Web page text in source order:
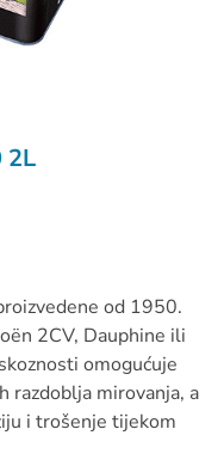
2L
od 1950.
2CV, Dauphine ili
omogućuje
razdoblja mirovanja, a
i trošenje tijekom